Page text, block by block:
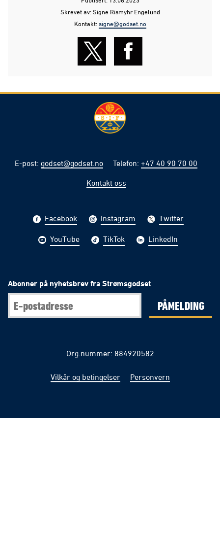
Skrevet av: Signe Rismyhr Engelund
Kontakt:signe@godset.no
E-post: godset@godset.no Telefon: +47 40 90 70 00
Kontakt oss
Facebook Instagram Twitter
YouTube TikTok LinkedIn
Abonner på nyhetsbrev fra Strømsgodset
PÅMELDING
Org.nummer: 884920582
Vilkår og betingelser Personvern